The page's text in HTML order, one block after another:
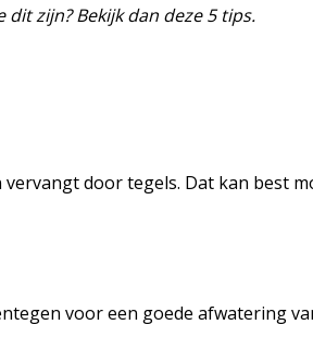
zijn? Bekijk dan deze 5 tips.
door tegels. Dat kan best
voor een goede afwatering